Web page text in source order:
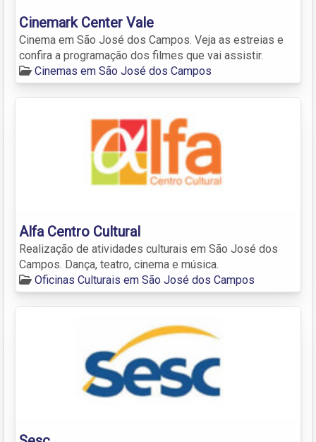
Cinemark Center Vale
Cinema em São José dos Campos. Veja as estreias e
confira a programação dos filmes que vai assistir.
Cinemas em São José dos Campos
Alfa Centro Cultural
Realização de atividades culturais em São José dos
Campos. Dança, teatro, cinema e música.
Oficinas Culturais em São José dos Campos